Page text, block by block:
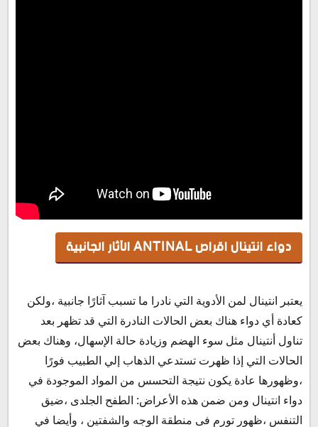
دواء انتينال اقراص ANTINAL الآثار الجانبية
يعتبر انتينال لمن الأدوية التي نادرا ما تسبب آثارًا جانبية ،ولكن
كعادة أي دواء هناك بعض الحالات النادرة التي قد تظهر بعد
تناول أنتينال مثل سوء الهضم وزيادة حالة الإسهال، وهناك بعض
الحالات التي إذا ظهرت تستدعي الذهاب إلي الطبيب فورًا
،وظهورها عادة يكون نتيجة التحسس من المواد الموجودة في
دواء انتينال ومن ضمن هذه الأعراض: الطفح الجلدى ،ضيق
التنفس ،ظهور تورم فى منطقة الوجه والشفتين ، وأيضا في